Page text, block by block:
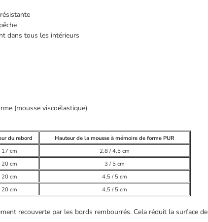
dans tous les intérieurs
(mousse viscoélastique)
du rebord
Hauteur de la mousse à mémoire de forme PUR
17 cm
2,8 / 4,5 cm
20 cm
3 / 5 cm
20 cm
4,5 / 5 cm
20 cm 4,5 / 5 cm
recouverte par les bords rembourrés. Cela réduit la surface de